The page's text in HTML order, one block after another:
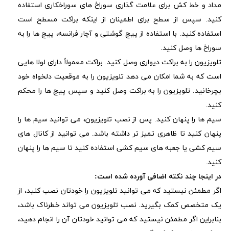
مداد و خط کش برای علامت گذاری سوراخ های سوراخکاری استفاده
کنید. سپس از سطح برای اطمینان از اینکه براکت مسطح است
استفاده کنید. با استفاده از پیچ گوشتی و آچار فرانسه، پیچ ها را به
سوراخ ها وصل کنید.
تلویزیون را به براکت دیواری وصل کنید. براکت معمولاً دارای لولا هایی
است که به شما امکان می دهد تلویزیون را به موقعیت دلخواه خود
بچرخانید. تلویزیون را به براکت وصل کنید و سپس پیچ ها را محکم
کنید.
سیم ها را پنهان کنید. پس از نصب تلویزیون، می توانید سیم ها را
پنهان کنید تا ظاهری تمیز تر داشته باشد. می توانید از کانال های
سیم کشی یا جعبه های سیم کشی استفاده کنید تا سیم ها را پنهان
کنید.
در اینجا چند نکته اضافی آورده شده است:
اگر مطمئن نیستید که می توانید تلویزیون را خودتان نصب کنید، از
یک متخصص کمک بگیرید. نصب تلویزیون می تواند خطرناک باشد،
بنابراین اگر مطمئن نیستید که می توانید خودتان آن را انجام دهید،